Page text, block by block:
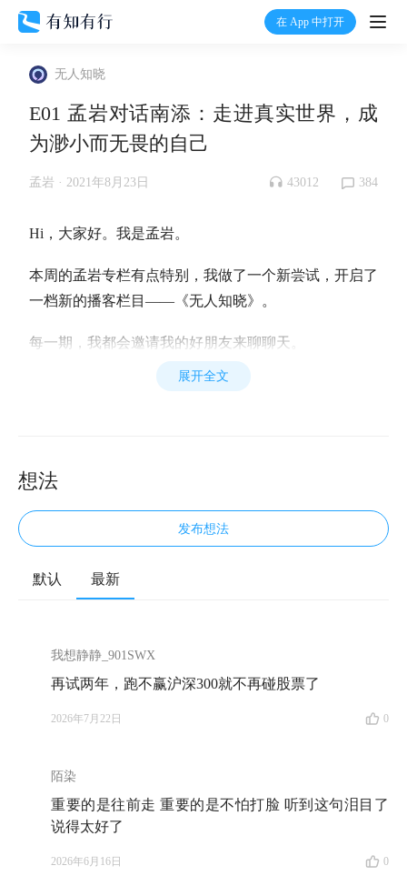
在 App 中打开
打
有知
加入我们
无人知晓
E01 孟岩对话南添：走进真实世界，成
为渺小而无畏的自己
孟岩 · 2021年8月23日 43012 384
Hi，大家好。我是孟岩。
本周的孟岩专栏有点特别，我做了一个新尝试，开启了
一档新的播客栏目——《无人知晓》。
每一期，我都会邀请我的好朋友来聊聊天。
过去我写过非常多的文字。我写过「不预测，只应
——没有人知道未来是什么样子。
这是《无人知晓》的第一季第一期，我请到了我的好朋
来做客。和我一样，南添也是一名
多投资人不同，我几乎没听过他称呼自己为「基金经
今天，我们聊了两个小时，
从他总在强调的「把手弄
欢迎大家收听。
展开全文
想法
发布想法
默认 最新
我想静静_901SWX
再试两年，跑不赢沪深300就不再碰股票了
2026年7月22日 0
陌染
重要的是往前走 重要的是不怕打脸 听到这句泪目了
说得太好了
2026年6月16日 0